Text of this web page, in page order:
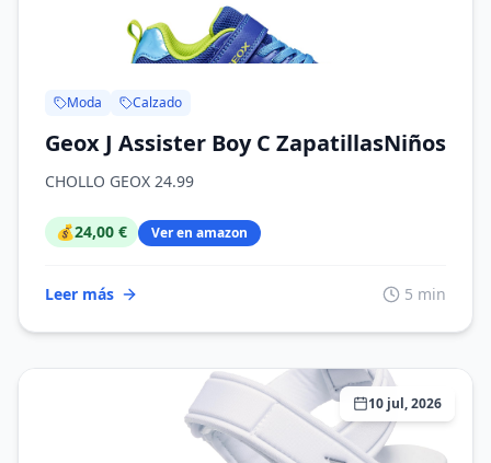
Moda Calzado
Geox J Assister Boy C ZapatillasNiños
CHOLLO GEOX 24.99
💰24,00 € Ver en amazon
Leer más 5 min
10 jul, 2026